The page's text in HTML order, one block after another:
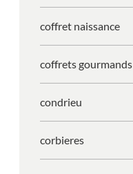
coffret naissance
coffrets gourmands
condrieu
corbieres